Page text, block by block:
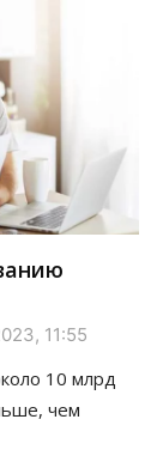
11:55
10 млрд
чем